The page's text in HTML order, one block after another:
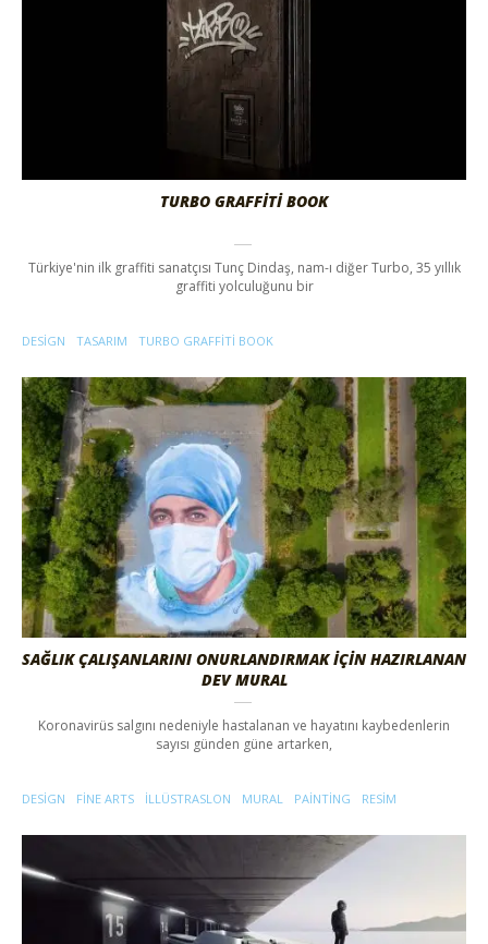
TURBO GRAFFITI BOOK
Türkiye'nin ilk graffiti sanatçısı Tunç Dindaş, nam-ı diğer Turbo, 35 yıllık
graffiti yolculuğunu bir
DESIGN TASARIM TURBO GRAFFITI BOOK
SAĞLIK ÇALIŞANLARINI ONURLANDIRMAK İÇIN HAZIRLANAN
DEV MURAL
Koronavirüs salgını nedeniyle hastalanan ve hayatını kaybedenlerin
sayısı günden güne artarken,
DESIGN FINE ARTS ILLÜSTRASLON MURAL PAINTING RESIM